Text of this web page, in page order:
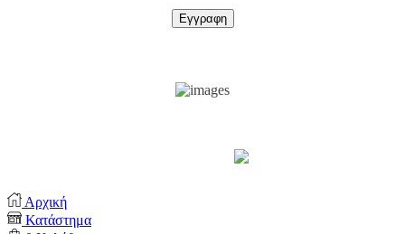
Αρχική
Κατάστημα